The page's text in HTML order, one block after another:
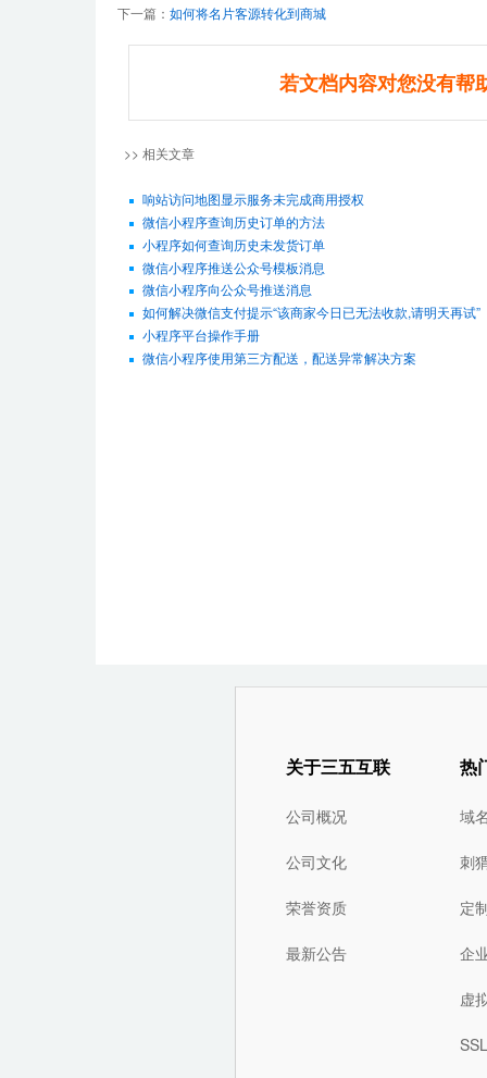
下一篇： 如何将名片客源转化到商城
若文档内容对您没有帮
>> 相关文章
响站访问地图显示服务未完成商用授权
微信小程序查询历史订单的方法
小程序如何查询历史未发货订单
微信小程序推送公众号模板消息
微信小程序向公众号推送消息
如何解决微信支付提示“该商家今日已无法收款,请明天再试”
小程序平台操作手册
微信小程序使用第三方配送，配送异常解决方案
关于三五互联
公司概况
公司文化
荣誉资质
最新公告
热
域
刺
定
企
虚